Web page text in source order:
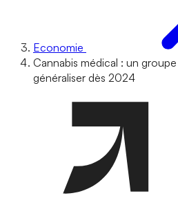
Economie
Cannabis médical : un
généraliser dès 2024